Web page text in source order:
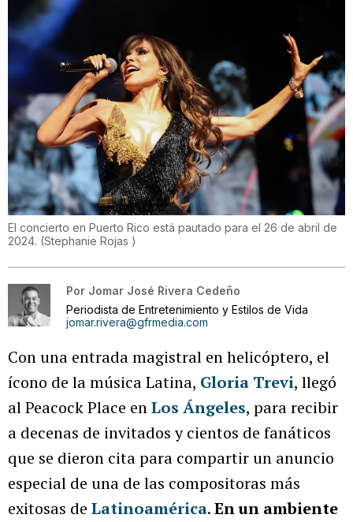
El concierto en Puerto Rico está pautado para el 26 de abril de
2024. (Stephanie Rojas )
Por Jomar José Rivera Cedeño
Periodista de Entretenimiento y Estilos de Vida
jomar.rivera@gfrmedia.com
Con una entrada magistral en helicóptero, el
ícono de la música Latina, Gloria Trevi, llegó
al Peacock Place enLos Ángeles, para recibir
a decenas de invitados y cientos de fanáticos
que se dieron cita para compartir un anuncio
especial de una de las compositoras más
exitosas de Latinoamérica.En un ambiente